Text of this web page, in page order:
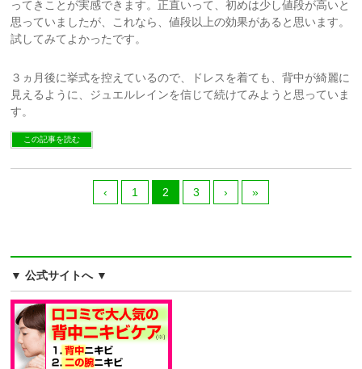
ってきことが実感できます。正直いって、初めは少し値段が高いと
思っていましたが、これなら、値段以上の効果があると思います。
試してみてよかったです。
３ヵ月後に挙式を控えているので、ドレスを着ても、背中が綺麗に
見えるように、ジュエルレインを信じて続けてみようと思っていま
す。
この記事を読む
‹ 1 2 3 › »
▼ 公式サイトへ ▼